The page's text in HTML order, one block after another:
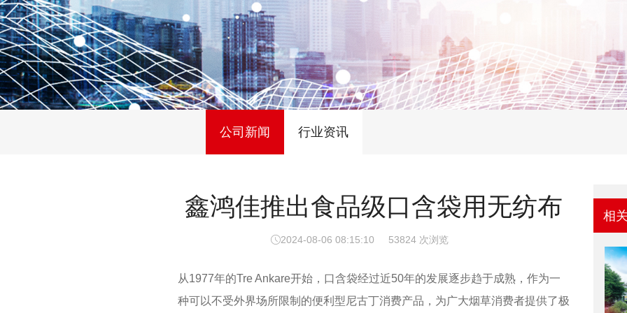
公司新闻 行业资讯
鑫鸿佳推出食品级口含袋用无纺布
2024-08-06 08:15:10 53824 次浏览
从1977年的Tre Ankare开始，口含袋经过近50年的发展逐步趋于成熟，作为一
种可以不受外界场所限制的便利型尼古丁消费产品，为广大烟草消费者提供了极
相